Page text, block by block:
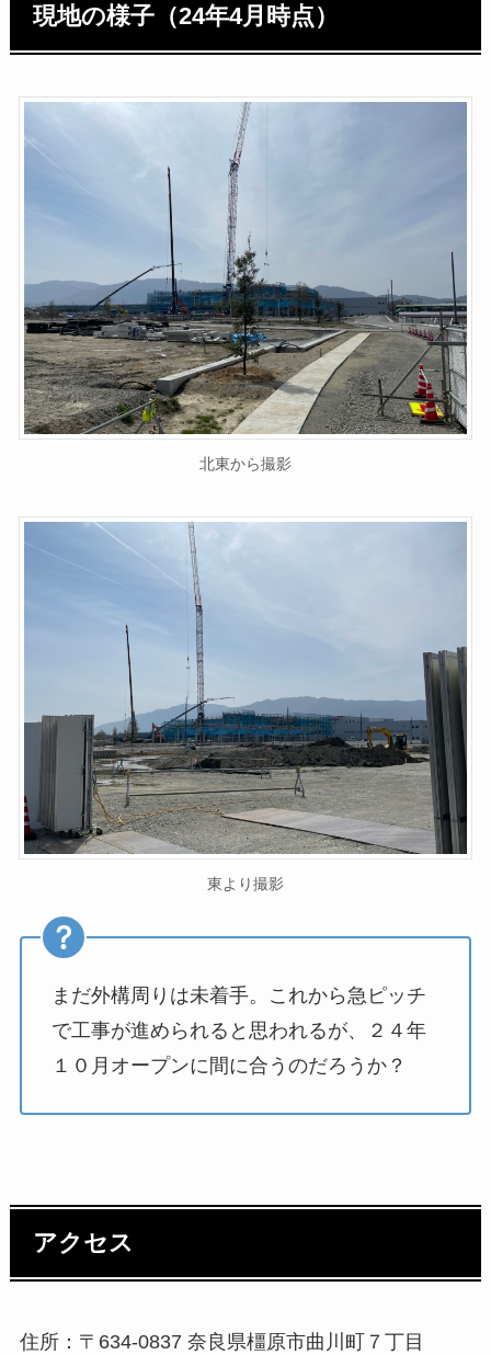
現地の様子（24年4月時点）
北東から撮影
東より撮影
まだ外構周りは未着手。これから急ピッチ
で工事が進められると思われるが、２４年
１０月オープンに間に合うのだろうか？
アクセス
住所：〒634-0837 奈良県橿原市曲川町７丁目